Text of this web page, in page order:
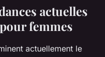
actuelles
femmes
actuellement le